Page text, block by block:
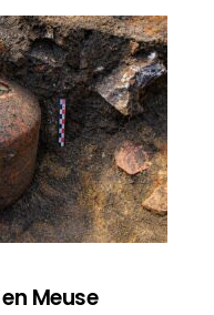
Meuse